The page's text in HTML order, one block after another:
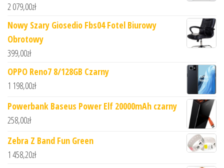
2 079,00zł
Nowy Szary Giosedio Fbs04 Fotel Biurowy
Obrotowy
399,00zł
OPPO Reno7 8/128GB Czarny
1 198,00zł
Powerbank Baseus Power Elf 20000mAh czarny
258,00zł
Zebra Z Band Fun Green
1 458,20zł